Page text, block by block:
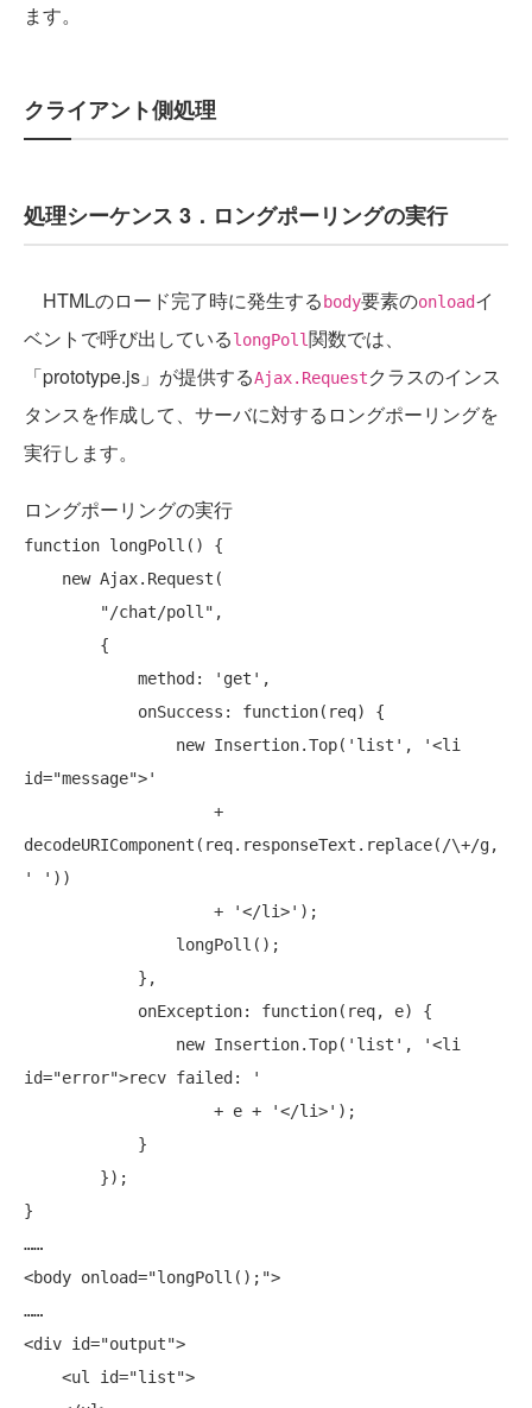
ます。
クライアント側処理
処理シーケンス 3．ロングポーリングの実行
HTMLのロード完了時に発生する body要素のonloadイ
ベントで呼び出しているlongPoll関数では、
「prototype.js」が提供するAjax.Requestクラスのインス
タンスを作成して、サーバに対するロングポーリングを
実行します。
ロングポーリングの実行
function longPoll() {
new Ajax.Request(
"/chat/poll" ,
            onSuccess:
function(req) {
new Insertion.Top('list', '<li
id="message">'
decodeURIComponent(req.responseText.replace(/\+/g,
' '))
            onException:
function(req, e) {
new Insertion.Top('list', '<li
id="error">recv failed: '
}
……
<body onload="longPoll();">
……
<div id="output">
    <ul id=
"list">